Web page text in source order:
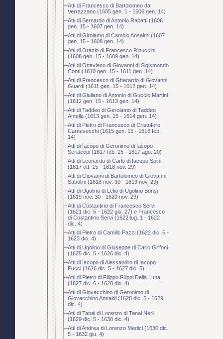
Atti di Francesco di Bartolomeo da
Verrazzano (1605 gen. 1 - 1606 gen. 14)
Atti di Bernardo di Antonio Rabatti (1606
gen. 15 - 1607 gen. 14)
Atti di Girolamo di Cambio Anselmi (1607
gen. 15 - 1608 gen. 14)
Atti di Orazio di Francesco Rinuccini
(1608 gen. 15 - 1609 gen. 14)
Atti di Ottaviano di Giovanni di Sigismondo
Conti (1610 gen. 15 - 1611 gen. 14)
Atti di Francesco di Gherardo di Giovanni
Guardi (1611 gen. 15 - 1612 gen. 14)
Atti di Giuliano di Antonio di Guccio Martini
(1612 gen. 15 - 1613 gen. 14)
Atti di Taddeo di Gerolamo di Taddeo
Antella (1613 gen. 15 - 1614 gen. 14)
Atti di Pietro di Francesco di Cristoforo
Carnesecchi (1615 gen. 15 - 1616 feb.
14)
Atti di Iacopo di Geronimo di Iacopo
Seriacopi (1617 feb. 15 - 1617 ago. 20)
Atti di Leonardo di Carlo di Iacopo Spini
(1617 ott. 15 - 1618 nov. 29)
Atti di Giovanni di Bartolomeo di Giovanni
Sabolini (1618 nov. 30 - 1619 nov. 29)
Atti di Ugolino di Lelio di Ugolino Bonsi
(1619 nov. 30 - 1620 nov. 29)
Atti di Costantino di Francesco Servi
(1621 dic. 5 - 1622 giu. 27) e Francesco
di Costantino Servi (1622 lug. 1 - 1622
dic. 4)
Atti di Pietro di Camillo Pazzi (1622 dic. 5 -
1623 dic. 4)
Atti di Ugolino di Giuseppe di Carlo Grifoni
(1625 dic. 5 - 1626 dic. 4)
Atti di Iacopo di Alessandro di Iacopo
Pucci (1626 dic. 5 - 1627 dic. 5)
Atti di Pietro di Filippo Filippi Della Luna
(1627 dic. 6 - 1628 dic. 4)
Atti di Giovacchino di Geronimo di
Giovacchino Ansaldi (1628 dic. 5 - 1629
dic. 4)
Atti di Tanai di Lorenzo di Tanai Nerli
(1629 dic. 5 - 1630 dic. 4)
Atti di Andrea di Lorenzo Medici (1630 dic.
5 - 1632 giu. 4)